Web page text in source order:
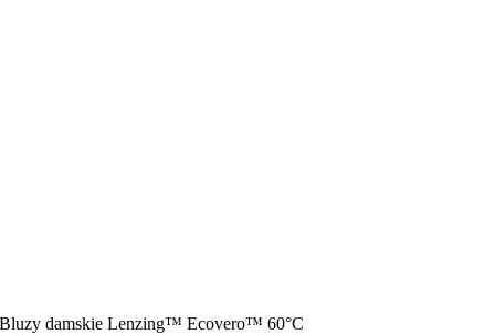
Bluzy damskie Lenzing™ Ecovero™ 60°C